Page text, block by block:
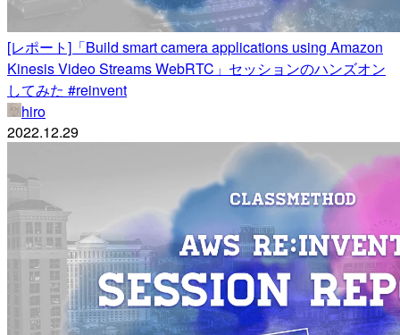
[レポート]「Build smart camera applications using Amazon
Kinesis Video Streams WebRTC」セッションのハンズオン
してみた #reinvent
hiro
2022.12.29